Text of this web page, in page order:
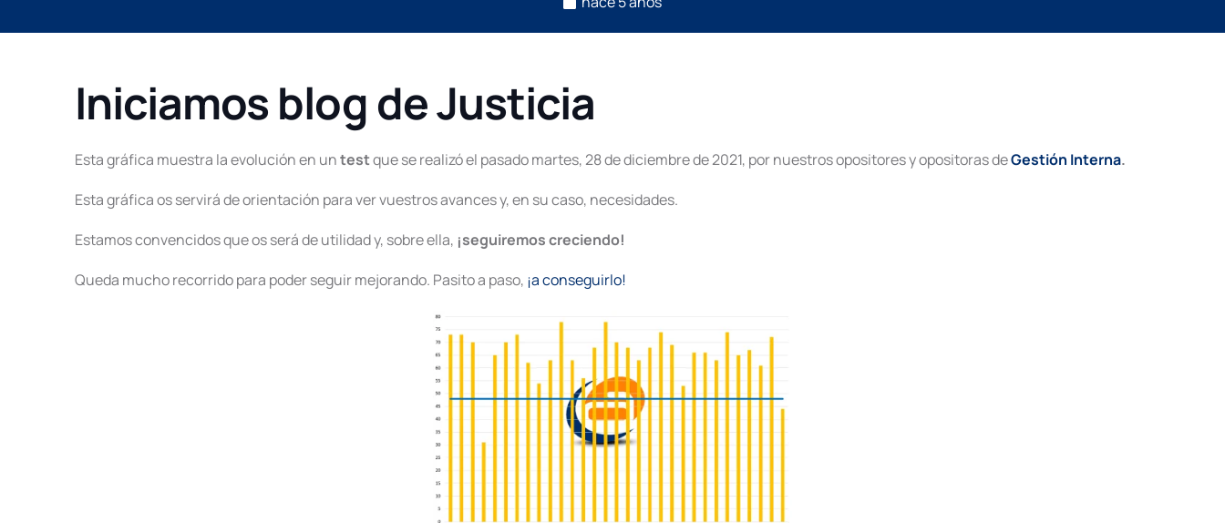
Iniciamos blog de Justicia
Esta gráfica muestra la evolución en untestque se realizó el pasado martes, 28 de diciembre de 2021, por nuestros opositores y opositoras deGestión Interna.
Esta gráfica os servirá de orientación para ver vuestros avances y, en su caso, necesidades.
Estamos convencidos que os será de utilidad y, sobre ella, ¡seguiremos creciendo!
Queda mucho recorrido para poder seguir mejorando. Pasito a paso, ¡a conseguirlo!